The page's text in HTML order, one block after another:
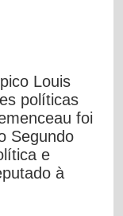
Louis
políticas
foi
Segundo
e
à